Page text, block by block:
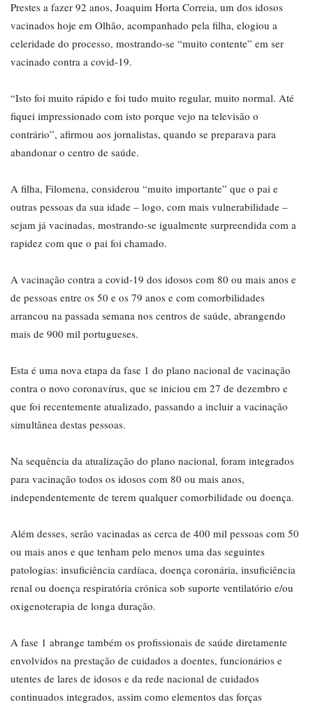
Prestes a fazer 92 anos, Joaquim Horta Correia, um dos idosos
vacinados hoje em Olhão, acompanhado pela filha, elogiou a
celeridade do processo, mostrando-se “muito contente” em ser
vacinado contra a covid-19.
“Isto foi muito rápido e foi tudo muito regular, muito normal. Até
fiquei impressionado com isto porque vejo na televisão o
contrário”, afirmou aos jornalistas, quando se preparava para
abandonar o centro de saúde.
A filha, Filomena, considerou “muito importante” que o pai e
outras pessoas da sua idade – logo, com mais vulnerabilidade –
sejam já vacinadas, mostrando-se igualmente surpreendida com a
rapidez com que o pai foi chamado.
A vacinação contra a covid-19 dos idosos com 80 ou mais anos e
de pessoas entre os 50 e os 79 anos e com comorbilidades
arrancou na passada semana nos centros de saúde, abrangendo
mais de 900 mil portugueses.
Esta é uma nova etapa da fase 1 do plano nacional de vacinação
contra o novo coronavírus, que se iniciou em 27 de dezembro e
que foi recentemente atualizado, passando a incluir a vacinação
simultânea destas pessoas.
Na sequência da atualização do plano nacional, foram integrados
para vacinação todos os idosos com 80 ou mais anos,
independentemente de terem qualquer comorbilidade ou doença.
Além desses, serão vacinadas as cerca de 400 mil pessoas com 50
ou mais anos e que tenham pelo menos uma das seguintes
patologias: insuficiência cardíaca, doença coronária, insuficiência
renal ou doença respiratória crónica sob suporte ventilatório e/ou
oxigenoterapia de longa duração.
A fase 1 abrange também os profissionais de saúde diretamente
envolvidos na prestação de cuidados a doentes, funcionários e
utentes de lares de idosos e da rede nacional de cuidados
continuados integrados, assim como elementos das forças